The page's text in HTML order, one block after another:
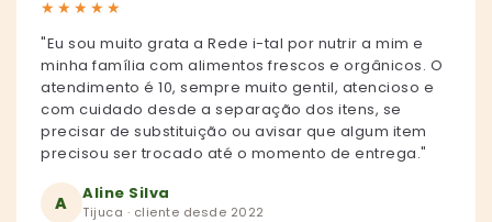
★ ★ ★ ★ ★
"Eu sou muito grata a Rede i-tal por nutrir a mim e
minha família com alimentos frescos e orgânicos. O
atendimento é 10, sempre muito gentil, atencioso e
com cuidado desde a separação dos itens, se
precisar de substituição ou avisar que algum item
precisou ser trocado até o momento de entrega."
A Aline Silva
Tijuca · cliente desde 2022